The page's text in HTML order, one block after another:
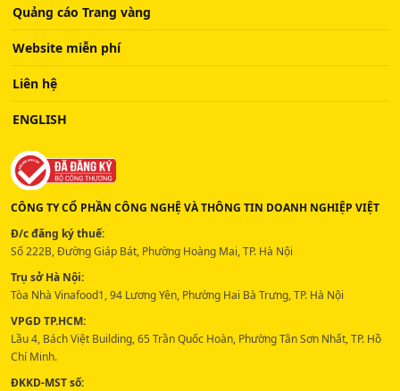
Quảng cáo Trang vàng
Website miễn phí
Liên hệ
ENGLISH
CÔNG TY CỔ PHẦN CÔNG NGHỆ VÀ THÔNG TIN DOANH NGHIỆP VIỆT
Đ/c đăng ký thuế:
Số 222B, Đường Giáp Bát, Phường Hoàng Mai, TP. Hà Nội
Trụ sở Hà Nội:
Tòa Nhà Vinafood1, 94 Lương Yên, Phường Hai Bà Trưng, TP. Hà Nội
VPGD TP.HCM:
Lầu 4, Bách Việt Building, 65 Trần Quốc Hoàn, Phường Tân Sơn Nhất, TP. Hồ
Chí Minh.
ĐKKD-MST số: